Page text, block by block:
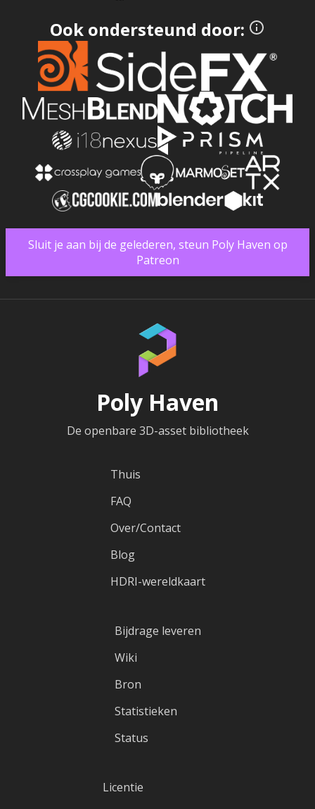
Ook ondersteund door:
Sluit je aan bij de gelederen, steun Poly Haven op
Patreon
Poly Haven
De openbare 3D-asset bibliotheek
Thuis
FAQ
Over/Contact
Blog
HDRI-wereldkaart
Bijdrage leveren
Wiki
Bron
Statistieken
Status
Licentie